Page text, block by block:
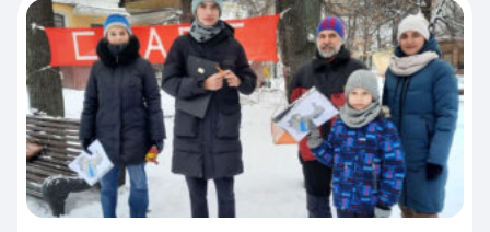
Левитан, И. Грабарь.